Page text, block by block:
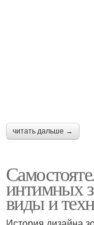
читать дальше →
интимных
виды и